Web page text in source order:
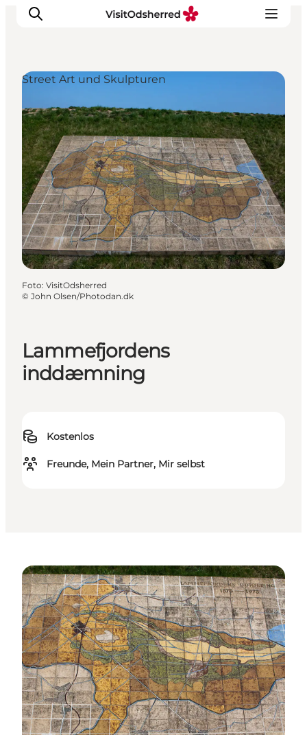
Events
Erlebnisse
Essen
Unterkünfte
Nützliches
Lammefjordens
inddæmning
Kostenlos
Freunde, Mein Partner, Mir selbst
Street Art und Skulpturen
Foto: VisitOdsherred
© John Olsen/Photodan.dk